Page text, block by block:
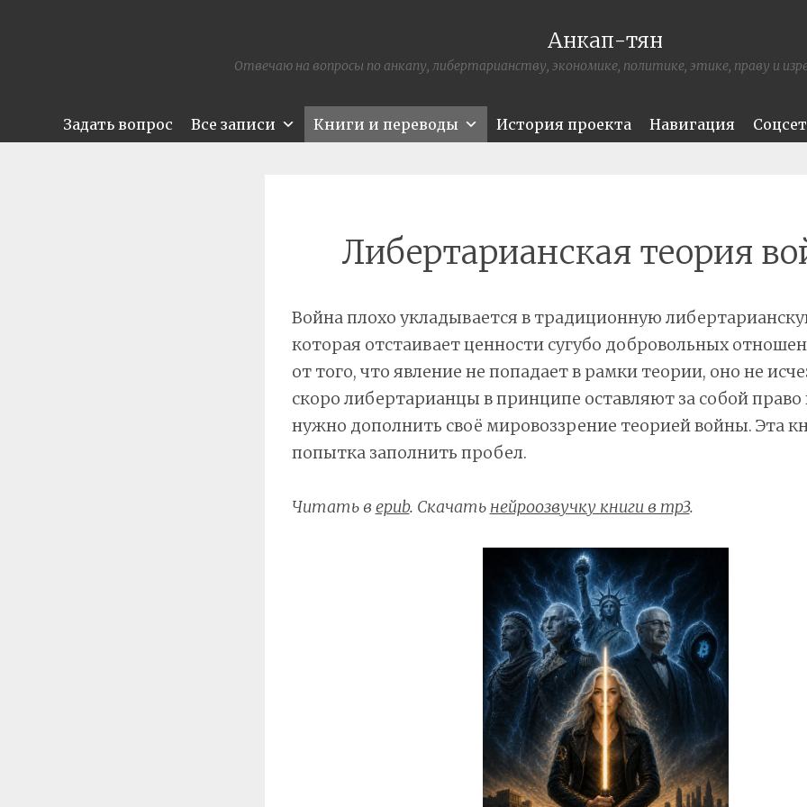
Анкап-тян
Отвечаю на вопросы по анкапу, либертарианству, экономике, политике, этике, праву и
Задать вопрос Все записи Книги и переводы История проекта Навигация
Либертарианская теория
Война плохо укладывается в традиционную
которая отстаивает ценности сугубо добровольных
от того, что явление не попадает в рамки теории, оно не
скоро либертарианцы в принципе оставляют за собой право
нужно дополнить своё мировоззрение теорией войны. Эта
попытка заполнить пробел.
Читать в epub. Скачать нейроозвучку книги в mp3.